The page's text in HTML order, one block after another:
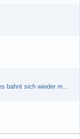
Erstes TTSC Rennen im neuen Jahr und es bahnt sich wieder mal eine Rekordteilnehmerzahl an